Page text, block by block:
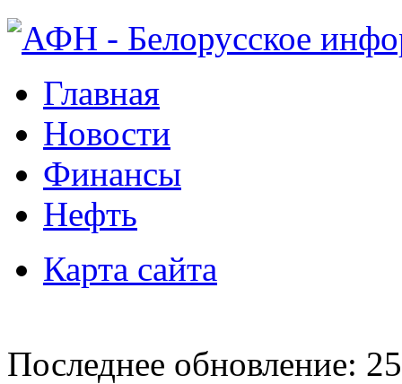
Главная
Новости
Финансы
Нефть
Карта сайта
Последнее обновление: